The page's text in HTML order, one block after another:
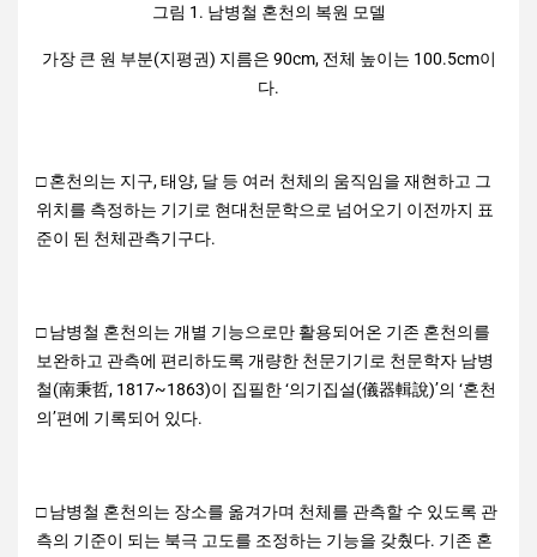
그림 1. 남병철 혼천의 복원 모델
가장 큰 원 부분(지평권) 지름은 90cm, 전체 높이는 100.5cm이
다.
□ 혼천의는 지구, 태양, 달 등 여러 천체의 움직임을 재현하고 그
위치를 측정하는 기기로 현대천문학으로 넘어오기 이전까지 표
준이 된 천체관측기구다.
□ 남병철 혼천의는 개별 기능으로만 활용되어온 기존 혼천의를
보완하고 관측에 편리하도록 개량한 천문기기로 천문학자 남병
철(南秉哲, 1817~1863)이 집필한 ‘의기집설(儀器輯說)’의 ‘혼천
의’편에 기록되어 있다.
□ 남병철 혼천의는 장소를 옮겨가며 천체를 관측할 수 있도록 관
측의 기준이 되는 북극 고도를 조정하는 기능을 갖췄다. 기존 혼